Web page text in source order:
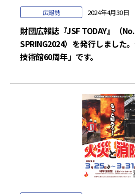
2024年4月30日
広報誌
財団広報誌『JSF TODAY』（
SPRING2024）を発行しました
技術館60周年」です。